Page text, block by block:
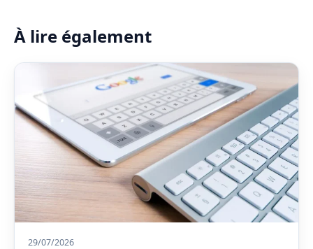
À lire également
29/07/2026